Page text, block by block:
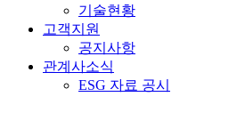
기술현황
고객지원
공지사항
관계사소식
ESG 자료 공시